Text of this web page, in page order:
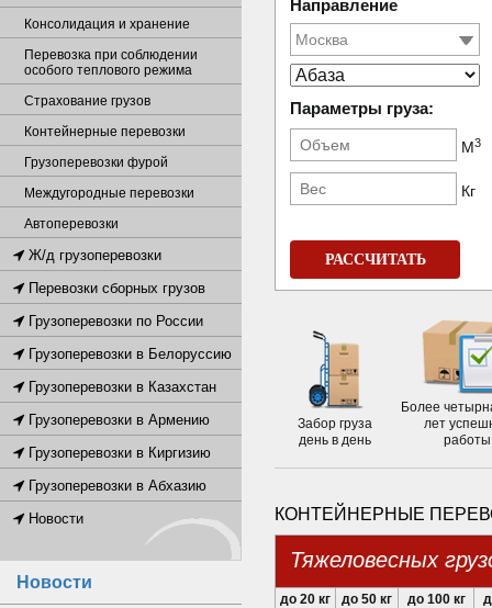
Направление
Параметры груза:
М3
Кг
РАССЧИТАТЬ
Забор груза
день в день
Более
лет
работы
КОНТЕЙНЕРНЫЕ
Тяжеловесных
до 20 кг до 50 кг до 100 кг
Консолидация и хранение
Перевозка при соблюдении
особого теплового режима
Страхование грузов
Контейнерные перевозки
Грузоперевозки фурой
Междугородные перевозки
Автоперевозки
Ж/д грузоперевозки
Перевозки сборных грузов
Грузоперевозки по России
Грузоперевозки в Белоруссию
Грузоперевозки в Казахстан
Грузоперевозки в Армению
Грузоперевозки в Киргизию
Грузоперевозки в Абхазию
Новости
Новости